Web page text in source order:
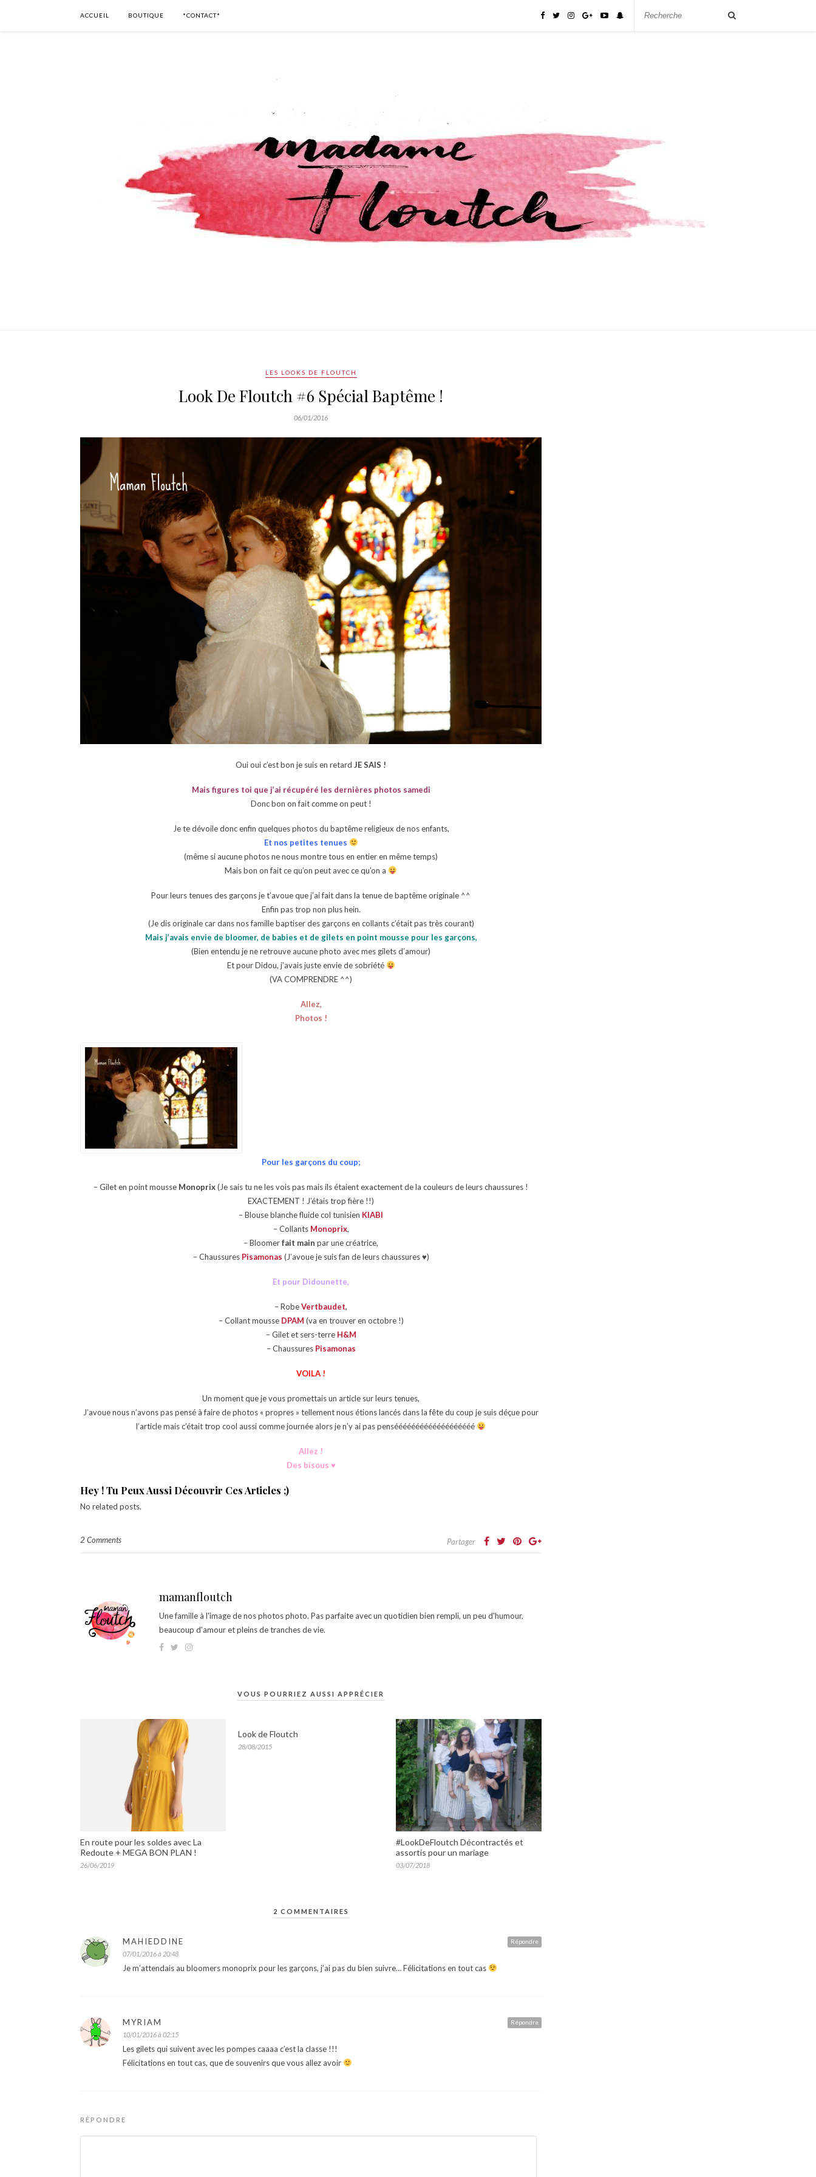
ACCUEIL BOUTIQUE *CONTACT*
LES LOOKS DE FLOUTCH
Look De Floutch #6 Spécial Baptême !
06/01/2016
Oui oui c’est bon je suis en retard JE SAIS !
Mais figures toi que j’ai récupéré les dernières photos samedi
Donc bon on fait comme on peut !
Je te dévoile donc enfin quelques photos du baptême religieux de nos enfants,
Et nos petites tenues
(même si aucune photos ne nous montre tous en entier en même temps)
Mais bon on fait ce qu’on peut avec ce qu’on a
Pour leurs tenues des garçons je t’avoue que j’ai fait dans la tenue de baptême originale ^^
Enfin pas trop non plus hein.
(Je dis originale car dans nos famille baptiser des garçons en collants c’était pas très courant)
Mais j’avais envie de bloomer, de babies et de gilets en point mousse pour les garçons,
(Bien entendu je ne retrouve aucune photo avec mes gilets d’amour)
Et pour Didou, j’avais juste envie de sobriété
(VA COMPRENDRE ^^)
Allez,
Photos !
Pour les garçons du coup;
– Gilet en point mousse Monoprix(Je sais tu ne les vois pas mais ils étaient exactement de la couleurs de leurs chaussures !
EXACTEMENT ! J’étais trop fière !!)
– Blouse blanche fluide col tunisien KIABI
– Collants Monoprix,
– Bloomerfait main par une créatrice,
– Chaussures Pisamonas (J’avoue je suis fan de leurs chaussures ♥)
Et pour Didounette,
– RobeVertbaudet,
– Collant mousse DPAM (va en trouver en octobre !)
– Gilet et sers-terre H&M
– Chaussures Pisamonas
VOILA !
Un moment que je vous promettais un article sur leurs tenues,
J’avoue nous n’avons pas pensé à faire de photos « propres » tellement nous étions lancés dans la fête du coup je suis déçue pour
l’article mais c’était trop cool aussi comme journée alors je n’y ai pas pensééééééééééééééééééé
Allez !
Des bisous ♥
Hey ! Tu Peux Aussi Découvrir Ces Articles ;)
No related posts.
2 Comments Partager
mamanfloutch
Une famille à l'image de nos photos photo. Pas parfaite avec un quotidien bien rempli, un peu d'humour,
beaucoup d'amour et pleins de tranches de vie.
VOUS POURRIEZ AUSSI APPRÉCIER
En route pour les soldes avec La
Redoute + MEGA BON PLAN !
26/06/2019
Look de Floutch
28/08/2015
#LookDeFloutch Décontractés et
assortis pour un mariage
03/07/2018
2 COMMENTAIRES
Répondre
MAHIEDDINE
07/01/2016 à 20:48
Je m’attendais au bloomers monoprix pour les garçons, j’ai pas du bien suivre… Félicitations en tout cas
Répondre
MYRIAM
10/01/2016 à 02:15
Les gilets qui suivent avec les pompes caaaa c’est la classe !!!
Félicitations en tout cas, que de souvenirs que vous allez avoir
RÉPONDRE